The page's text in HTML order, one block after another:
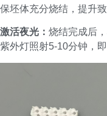
保坯体充分烧结，提升致
激活夜光： 烧结完成后
紫外灯照射5-10分钟，